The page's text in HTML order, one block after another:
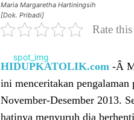
Maria Margaretha Hartiningsih
[Dok. Pribadi]
Rate
HIDUPKATOLIK.com -Â
ini menceritakan
November-Desember 2013.
hatinya menyuruh dia